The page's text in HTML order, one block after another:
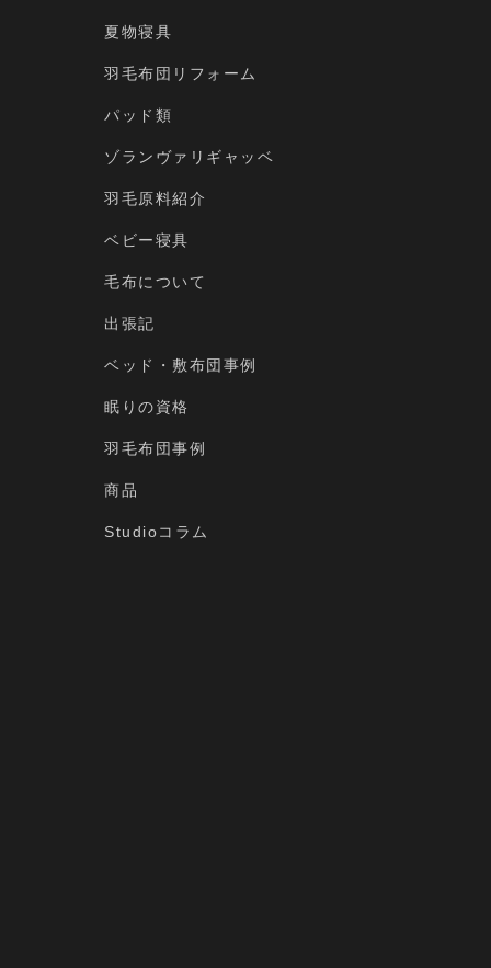
夏物寝具
羽毛布団リフォーム
パッド類
ゾランヴァリギャッベ
羽毛原料紹介
ベビー寝具
毛布について
出張記
ベッド・敷布団事例
眠りの資格
羽毛布団事例
商品
Studioコラム